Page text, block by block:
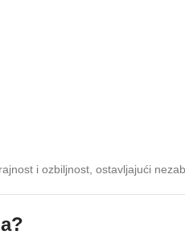
i ozbiljnost, ostavljajući